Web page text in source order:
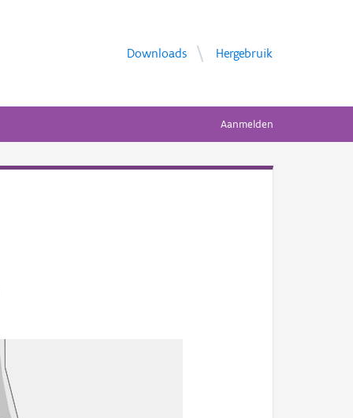
Downloads Hergebruik
Aanmelden